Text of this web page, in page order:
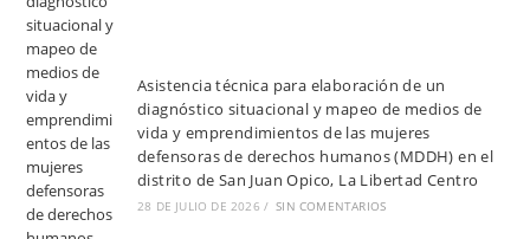
Asistencia técnica para elaboración de un
diagnóstico situacional y mapeo de medios de
vida y emprendimientos de las mujeres
defensoras de derechos humanos (MDDH) en el
distrito de San Juan Opico, La Libertad Centro
28 DE JULIO DE 2026 / SIN COMENTARIOS